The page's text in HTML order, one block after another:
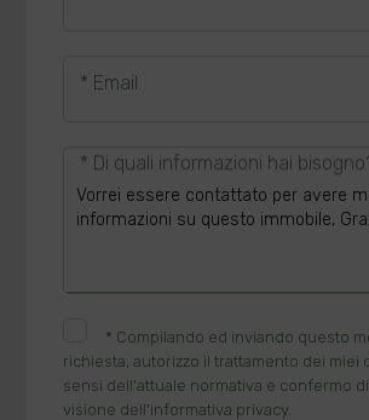
* Email
* Di quali informazioni hai
* Compilando ed inviando questo
richiesta, autorizzo il trattamento dei miei
sensi dell'attuale normativa e confermo
visione dell'informativa privacy.